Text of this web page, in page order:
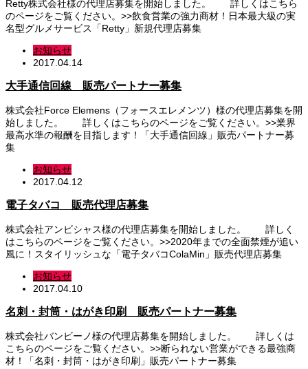
Retty株式会社様の代理店募集を開始しました。 詳しくはこちら
のページをご覧ください。>>飲食営業の強力商材！日本最大級の実
名型グルメサービス「Retty」新規代理店募集
お知らせ
2017.04.14
大手通信回線 販売パートナー募集
株式会社Force Elemens（フォースエレメンツ）様の代理店募集を開
始しました。 詳しくはこちらのページをご覧ください。>>業界
最高水準の報酬を目指します！「大手通信回線」販売パートナー募
集
お知らせ
2017.04.12
電子タバコ 販売代理店募集
株式会社アンビシャス様の代理店募集を開始しました。 詳しく
はこちらのページをご覧ください。>>2020年までの全面禁煙が追い
風に！スタイリッシュな「電子タバコColaMin」販売代理店募集
お知らせ
2017.04.10
名刺・封筒・はがき印刷 販売パートナー募集
株式会社バンビーノ様の代理店募集を開始しました。 詳しくは
こちらのページをご覧ください。>>断られない営業ができる最強商
材！「名刺・封筒・はがき印刷」販売パートナー募集